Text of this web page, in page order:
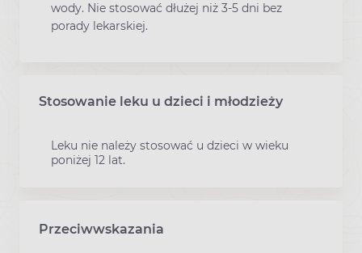
wody. Nie stosować dłużej niż 3-5 dni bez
porady lekarskiej.
Stosowanie leku u dzieci i młodzieży
Leku nie należy stosować u dzieci w wieku
poniżej 12 lat.
Przeciwwskazania